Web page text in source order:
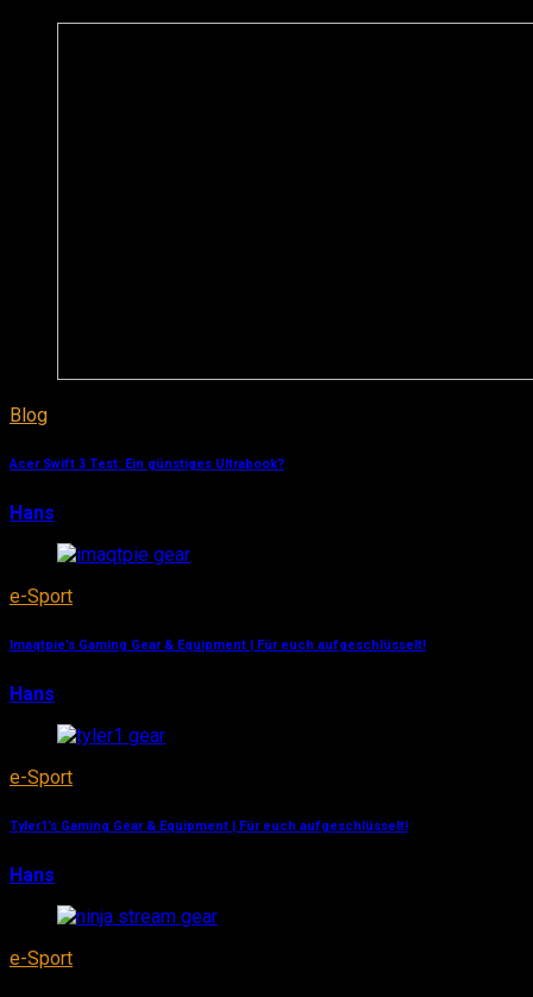
Blog
Acer Swift 3 Test: Ein günstiges Ultrabook?
Hans
e-Sport
Imaqtpie’s Gaming Gear & Equipment | Für euch aufgeschlüsselt!
Hans
e-Sport
Tyler1’s Gaming Gear & Equipment | Für euch aufgeschlüsselt!
Hans
e-Sport